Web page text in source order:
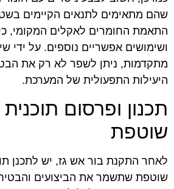
שהם מתאימים לתנאים הקיימים
התאמת החומרים לאקלים המקומי,
ושימושים אפשריים נוספים. על ידי
מתקדמות, ניתן לשפר לא רק את
היעילות התפעולית של המערכת.
תכנון ופרסום
שוטפת
לאחר התקנת בור אש גז, יש לתכנן
שוטפת שתשמר את הביצועים